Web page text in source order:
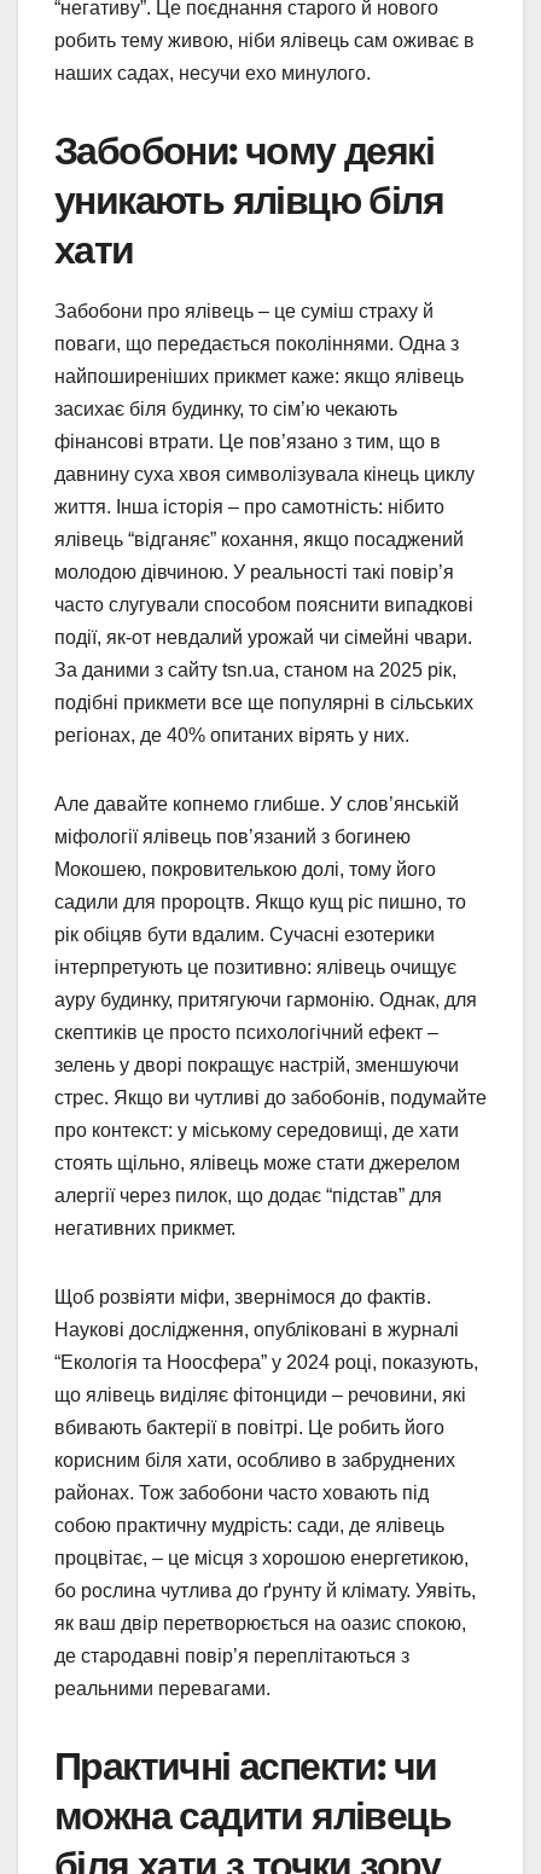
“негативу”. Це поєднання старого й нового
робить тему живою, ніби ялівець сам оживає в
наших садах, несучи ехо минулого.
Забобони: чому деякі
уникають ялівцю біля
хати
Забобони про ялівець – це суміш страху й
поваги, що передається поколіннями. Одна з
найпоширеніших прикмет каже: якщо ялівець
засихає біля будинку, то сім’ю чекають
фінансові втрати. Це пов’язано з тим, що в
давнину суха хвоя символізувала кінець циклу
життя. Інша історія – про самотність: нібито
ялівець “відганяє” кохання, якщо посаджений
молодою дівчиною. У реальності такі повір’я
часто слугували способом пояснити випадкові
події, як-от невдалий урожай чи сімейні чвари.
За даними з сайту tsn.ua, станом на 2025 рік,
подібні прикмети все ще популярні в сільських
регіонах, де 40% опитаних вірять у них.
Але давайте копнемо глибше. У слов’янській
міфології ялівець пов’язаний з богинею
Мокошею, покровителькою долі, тому його
садили для пророцтв. Якщо кущ ріс пишно, то
рік обіцяв бути вдалим. Сучасні езотерики
інтерпретують це позитивно: ялівець очищує
ауру будинку, притягуючи гармонію. Однак, для
скептиків це просто психологічний ефект –
зелень у дворі покращує настрій, зменшуючи
стрес. Якщо ви чутливі до забобонів, подумайте
про контекст: у міському середовищі, де хати
стоять щільно, ялівець може стати джерелом
алергії через пилок, що додає “підстав” для
негативних прикмет.
Щоб розвіяти міфи, звернімося до фактів.
Наукові дослідження, опубліковані в журналі
“Екологія та Ноосфера” у 2024 році, показують,
що ялівець виділяє фітонциди – речовини, які
вбивають бактерії в повітрі. Це робить його
корисним біля хати, особливо в забруднених
районах. Тож забобони часто ховають під
собою практичну мудрість: сади, де ялівець
процвітає, – це місця з хорошою енергетикою,
бо рослина чутлива до ґрунту й клімату. Уявіть,
як ваш двір перетворюється на оазис спокою,
де стародавні повір’я переплітаються з
реальними перевагами.
Практичні аспекти: чи
можна садити ялівець